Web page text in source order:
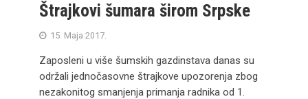
Štrajkovi šumara širom Srpske
15. Maja 2017.
Zaposleni u više šumskih gazdinstava danas su
održali jednočasovne štrajkove upozorenja zbog
nezakonitog smanjenja primanja radnika od 1.